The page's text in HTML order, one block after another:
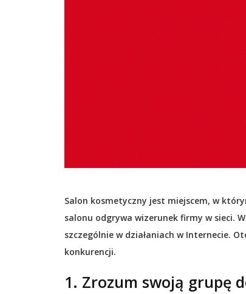
Salon kosmetyczny jest miejscem, w
salonu odgrywa wizerunek firmy w sieci.
szczególnie w działaniach w Internecie.
konkurencji.
1. Zrozum swoją grupę